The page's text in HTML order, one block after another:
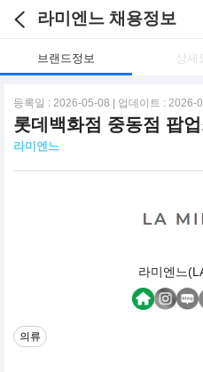
라미엔느 채용정보
브랜드정보 상세
등록일 : 2026-05-08 | 업데이트 : 2026-
롯데백화점 중동점 팝
라미엔느
라미엔느
의류